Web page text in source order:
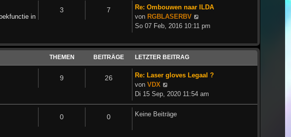
in
3 7
Re: Ombouwen naar ILDA
von RGBLASERBV
Beitrag
So 07 Feb, 2016 10:11 pm
THEMEN BEITRÄGE LETZTER BEITRAG
9 26
Re: Laser gloves Legaal ?
von VDX
Beitrag
Di 15 Sep, 2020 11:54 am
0 0 Keine Beiträge